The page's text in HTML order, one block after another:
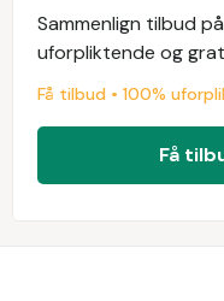
Sammenlign tilbud
uforpliktende og
Få tilbud • 100%
Få